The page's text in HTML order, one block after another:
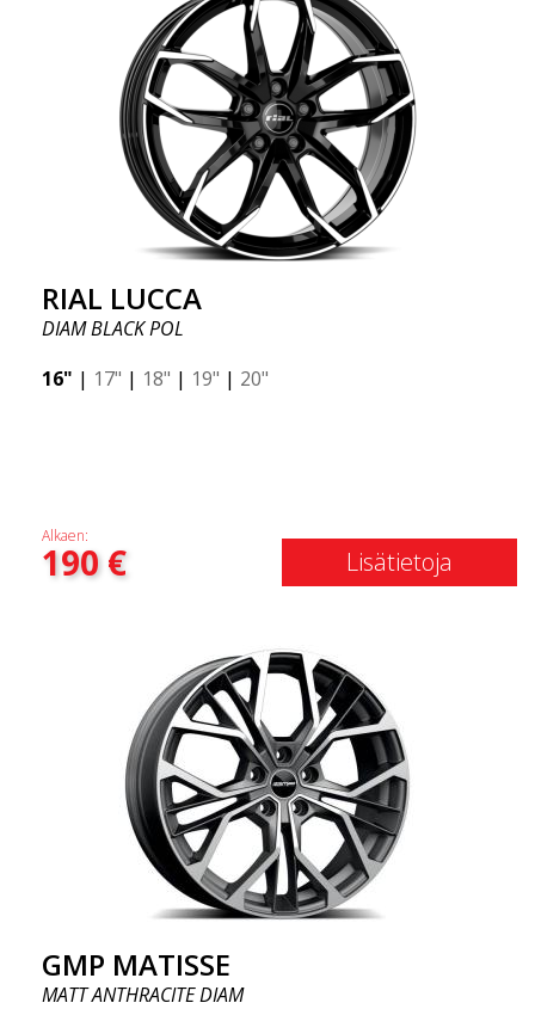
RIAL LUCCA
DIAM BLACK POL
16" | 17" | 18" | 19" | 20"
Alkaen:
190€ Lisätietoja
GMP MATISSE
MATT ANTHRACITE DIAM